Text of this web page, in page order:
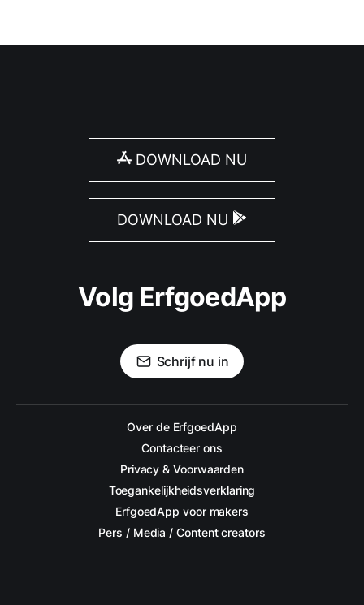
DOWNLOAD NU
DOWNLOAD NU
Volg ErfgoedApp
Schrijf nu in
Over de ErfgoedApp
Contacteer ons
Privacy & Voorwaarden
Toegankelijkheidsverklaring
ErfgoedApp voor makers
Pers / Media / Content creators